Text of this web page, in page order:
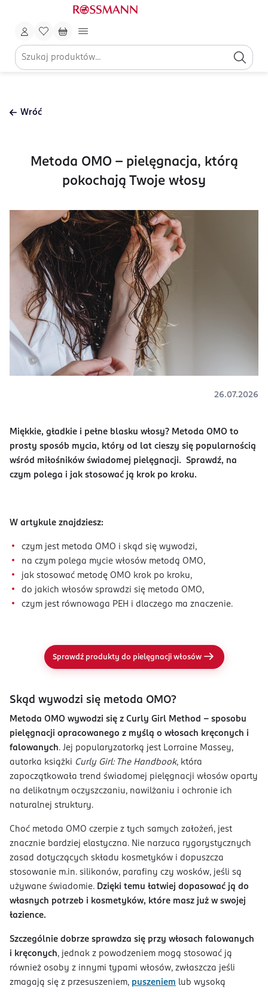
Wróć
Metoda OMO – pielęgnacja, którą
pokochają Twoje włosy
26.07.2026
Miękkie, gładkie i pełne blasku włosy? Metoda OMO to
prosty sposób mycia, który od lat cieszy się popularnością
wśród miłośników świadomej pielęgnacji. Sprawdź, na
czym polega i jak stosować ją krok po kroku.
W artykule znajdziesz:
czym jest metoda OMO i skąd się wywodzi,
na czym polega mycie włosów metodą OMO,
jak stosować metodę OMO krok po kroku,
do jakich włosów sprawdzi się metoda OMO,
czym jest równowaga PEH i dlaczego ma znaczenie.
Sprawdź produkty do pielęgnacji włosów
Skąd wywodzi się metoda OMO?
Metoda OMO wywodzi się z Curly Girl Method - sposobu
pielęgnacji opracowanego z myślą o włosach kręconych i
falowanych. Jej popularyzatorką jest Lorraine Massey,
autorka książki Curly Girl: The Handbook, która
zapoczątkowała trend świadomej pielęgnacji włosów oparty
na delikatnym oczyszczaniu, nawilżaniu i ochronie ich
naturalnej struktury.
Choć metoda OMO czerpie z tych samych założeń, jest
znacznie bardziej elastyczna. Nie narzuca rygorystycznych
zasad dotyczących składu kosmetyków i dopuszcza
stosowanie m.in. silikonów, parafiny czy wosków, jeśli są
używane świadomie. Dzięki temu łatwiej dopasować ją do
własnych potrzeb i kosmetyków, które masz już w swojej
łazience.
Szczególnie dobrze sprawdza się przy włosach falowanych
i kręconych, jednak z powodzeniem mogą stosować ją
również osoby z innymi typami włosów, zwłaszcza jeśli
zmagają się z przesuszeniem, puszeniem lub wysoką